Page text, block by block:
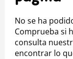
No se ha
Comprueba si
consulta
encontrar lo